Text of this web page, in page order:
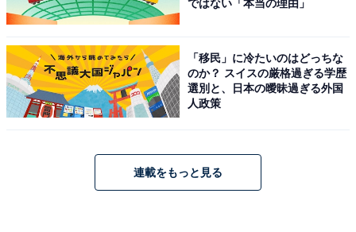
ではない「本当の理由」
「移民」に冷たいのはどっちな
のか？ スイスの厳格過ぎる学歴
選別と、日本の曖昧過ぎる外国
人政策
連載をもっと見る